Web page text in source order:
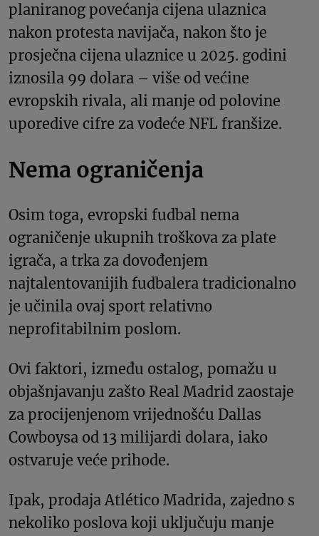
planiranog povećanja cijena ulaznica
nakon protesta navijača, nakon što je
prosječna cijena ulaznice u 2025. godini
iznosila 99 dolara – više od većine
evropskih rivala, ali manje od polovine
uporedive cifre za vodeće NFL franšize.
Nema ograničenja
Osim toga, evropski fudbal nema
ograničenje ukupnih troškova za plate
igrača, a trka za dovođenjem
najtalentovanijih fudbalera tradicionalno
je učinila ovaj sport relativno
neprofitabilnim poslom.
Ovi faktori, između ostalog, pomažu u
objašnjavanju zašto Real Madrid zaostaje
za procijenjenom vrijednošću Dallas
Cowboysa od 13 milijardi dolara, iako
ostvaruje veće prihode.
Ipak, prodaja Atlético Madrida, zajedno s
nekoliko poslova koji uključuju manje